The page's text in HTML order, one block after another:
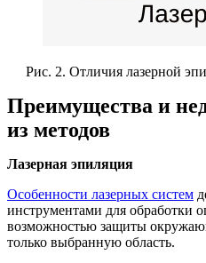
Рис. 2. Отличия лазерной
Преимущества и
из методов
Лазерная эпиляция
Особенности лазерных систем
инструментами для обработки
возможностью защиты
только выбранную область.